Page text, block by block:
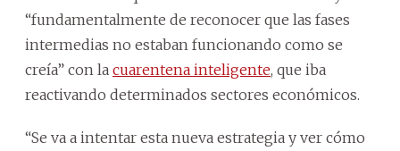
“fundamentalmente de reconocer que las fases
intermedias no estaban funcionando como se
creía” con la cuarentena inteligente, que iba
reactivando determinados sectores económicos.
“Se va a intentar esta nueva estrategia y ver cómo